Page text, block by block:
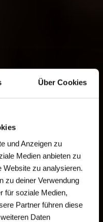
Über Cookies
und Anzeigen zu
Medien anbieten zu
Website zu analysieren.
zu deiner Verwendung
für soziale Medien,
Partner führen diese
Daten